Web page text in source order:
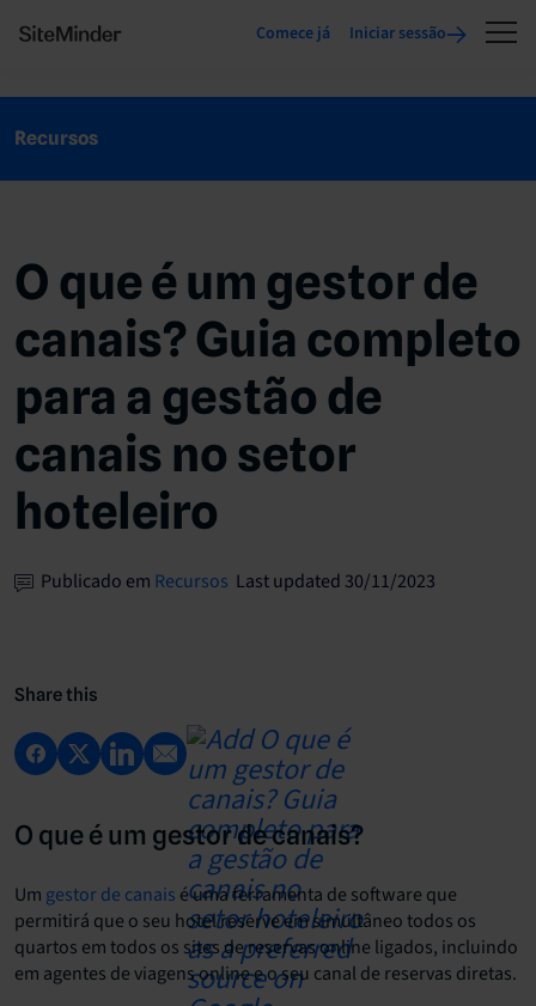
Comece já Iniciar sessão
Recursos
O que é um gestor de
canais? Guia completo
para a gestão de
canais no setor
hoteleiro
Publicado em Recursos Last updated 30/11/2023
Share this
O que é um gestor de canais?
Um gestor de canais é uma ferramenta de software que
permitirá que o seu hotel reserve em simultâneo todos os
quartos em todos os sites de reservas online ligados, incluindo
em agentes de viagens online e o seu canal de reservas diretas.